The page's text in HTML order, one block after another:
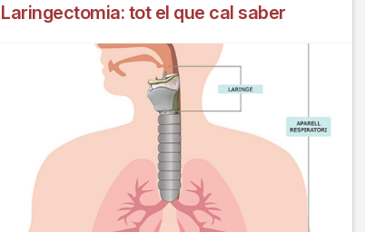
Laringectomia: tot el que cal saber